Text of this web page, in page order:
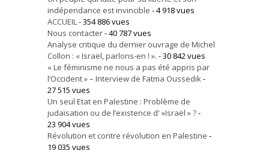
indépendance est invincible - 4 918 vues
ACCUEIL - 354 886 vues
Nous contacter- 40 787 vues
Analyse critique du dernier ouvrage de Michel
Collon : « Israël, parlons-en ! ». - 30 842 vues
« Le féminisme ne nous a pas été appris par
l’Occident » – Interview de Fatma Oussedik -
27 515 vues
Un seul Etat en Palestine : Problème de
judaïsation ou de l’existence d' »Israël » ?-
23 904 vues
Révolution et contre révolution en Palestine -
19 035 vues